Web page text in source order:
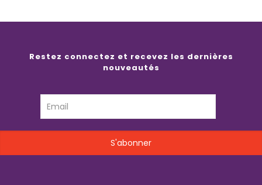
Restez connectez et recevez les dernières
nouveautés